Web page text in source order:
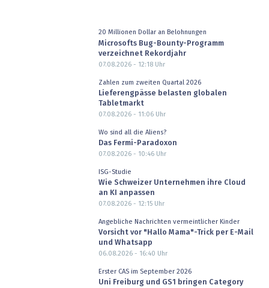
20 Millionen Dollar an Belohnungen
Microsofts Bug-Bounty-Programm
verzeichnet Rekordjahr
07.08.2026 - 12:18Uhr
Zahlen zum zweiten Quartal 2026
Lieferengpässe belasten globalen
Tabletmarkt
07.08.2026 - 11:06Uhr
Wo sind all die Aliens?
Das Fermi-Paradoxon
07.08.2026 - 10:46Uhr
ISG-Studie
Wie Schweizer Unternehmen ihre Cloud
an KI anpassen
07.08.2026 - 12:15Uhr
Angebliche Nachrichten vermeintlicher Kinder
Vorsicht vor "Hallo Mama"-Trick per E-Mail
und Whatsapp
06.08.2026 - 16:40 Uhr
Erster CAS im September 2026
Uni Freiburg und GS1 bringen Category